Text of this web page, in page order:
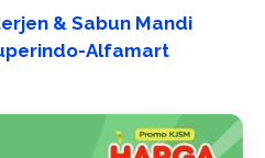
& Sabun Mandi
Alfamart